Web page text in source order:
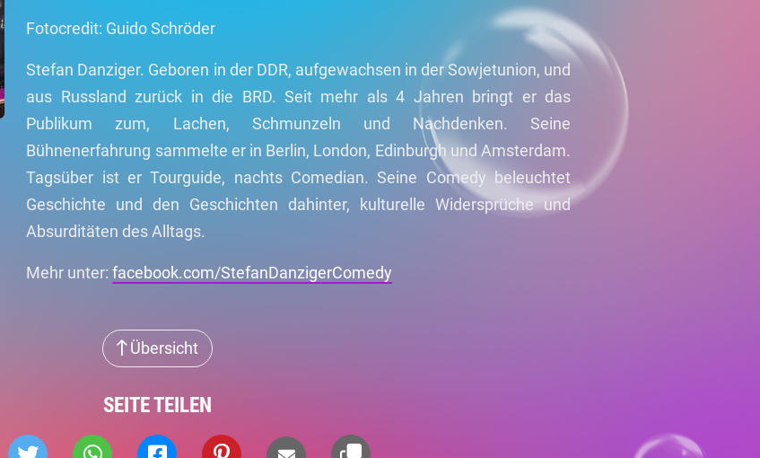
Fotocredit: Guido Schröder
Stefan Danziger. Geboren in der DDR, aufgewachsen in der Sowjetunion, und
aus Russland zurück in die BRD. Seit mehr als 4 Jahren bringt er das
Publikum zum, Lachen, Schmunzeln und Nachdenken. Seine
Bühnenerfahrung sammelte er in Berlin, London, Edinburgh und Amsterdam.
Tagsüber ist er Tourguide, nachts Comedian. Seine Comedy beleuchtet
Geschichte und den Geschichten dahinter, kulturelle Widersprüche und
Absurditäten des Alltags.
Mehr unter:facebook.com/StefanDanzigerComedy
Übersicht
SEITE TEILEN